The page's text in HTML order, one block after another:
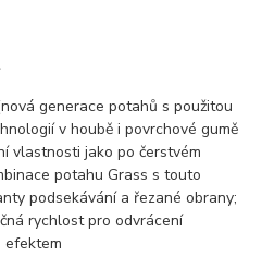
generace potahů s použitou
v houbě i povrchové gumě
vlastnosti jako po čerstvém
potahu Grass s touto
podsekávání a řezané obrany;
rychlost pro odvrácení
efektem